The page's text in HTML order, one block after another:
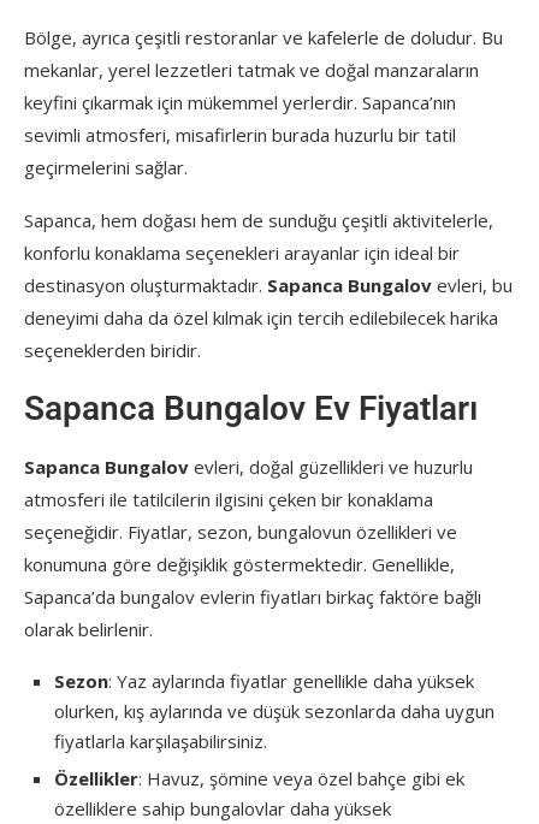
Bölge, ayrıca çeşitli restoranlar ve kafelerle de doludur. Bu
mekanlar, yerel lezzetleri tatmak ve doğal manzaraların
keyfini çıkarmak için mükemmel yerlerdir. Sapanca’nın
sevimli atmosferi, misafirlerin burada huzurlu bir tatil
geçirmelerini sağlar.
Sapanca, hem doğası hem de sunduğu çeşitli aktivitelerle,
konforlu konaklama seçenekleri arayanlar için ideal bir
destinasyon oluşturmaktadır. Sapanca Bungalov evleri, bu
deneyimi daha da özel kılmak için tercih edilebilecek harika
seçeneklerden biridir.
Sapanca Bungalov Ev Fiyatları
Sapanca Bungalov evleri, doğal güzellikleri ve huzurlu
atmosferi ile tatilcilerin ilgisini çeken bir konaklama
seçeneğidir. Fiyatlar, sezon, bungalovun özellikleri ve
konumuna göre değişiklik göstermektedir. Genellikle,
Sapanca’da bungalov evlerin fiyatları birkaç faktöre bağlı
olarak belirlenir.
Sezon: Yaz aylarında fiyatlar genellikle daha yüksek
olurken, kış aylarında ve düşük sezonlarda daha uygun
fiyatlarla karşılaşabilirsiniz.
Özellikler: Havuz, şömine veya özel bahçe gibi ek
özelliklere sahip bungalovlar daha yüksek